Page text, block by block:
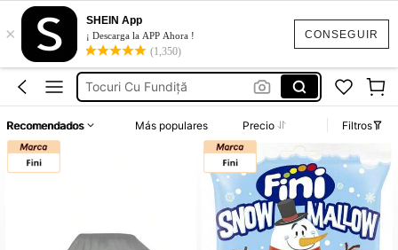
CONSEGUIR
×
SHEIN App
¡ Descarga la APP Ahora !
(1,350)
Telefoane Mici
Comida
Tocuri Cu Fundiță
Recomendados Más populares Precio Filtros